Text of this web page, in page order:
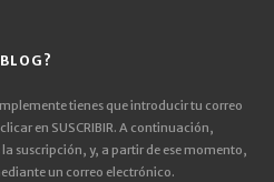
tienes que introducir tu correo
en SUSCRIBIR. A continuación,
suscripción, y, a partir de ese momento,
un correo electrónico.